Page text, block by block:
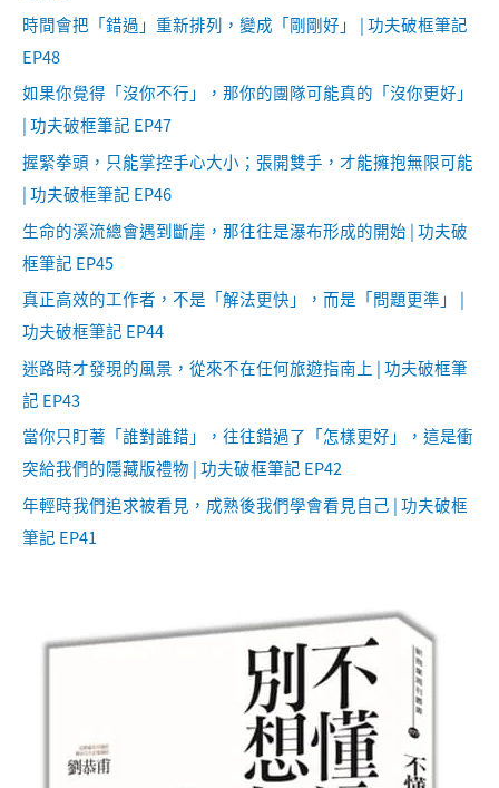
時間會把「錯過」重新排列，變成「剛剛好」 | 功夫破框筆記
EP48
如果你覺得「沒你不行」，那你的團隊可能真的「沒你更好」
| 功夫破框筆記 EP47
握緊拳頭，只能掌控手心大小；張開雙手，才能擁抱無限可能
| 功夫破框筆記 EP46
生命的溪流總會遇到斷崖，那往往是瀑布形成的開始 | 功夫破
框筆記 EP45
真正高效的工作者，不是「解法更快」，而是「問題更準」 |
功夫破框筆記 EP44
迷路時才發現的風景，從來不在任何旅遊指南上 | 功夫破框筆
記 EP43
當你只盯著「誰對誰錯」，往往錯過了「怎樣更好」，這是衝
突給我們的隱藏版禮物 | 功夫破框筆記 EP42
年輕時我們追求被看見，成熟後我們學會看見自己 | 功夫破框
筆記 EP41